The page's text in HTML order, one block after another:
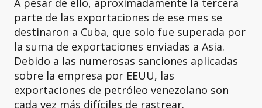
A pesar de ello, aproximadamente la tercera
parte de las exportaciones de ese mes se
destinaron a Cuba, que solo fue superada por
la suma de exportaciones enviadas a Asia.
Debido a las numerosas sanciones aplicadas
sobre la empresa por EEUU, las
exportaciones de petróleo venezolano son
cada vez más difíciles de rastrear.